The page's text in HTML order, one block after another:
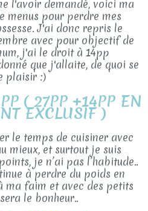
l'avoir demandé, voici ma
menus pour perdre mes
J'ai donc repris le
avec pour objectif de
j'ai le droit à 14pp
que j'allaite, de quoi se
plaisir :)
( 27PP +14PP EN
EXCLUSIF )
le temps de cuisiner avec
mieux, et surtout je suis
je n’ai pas l’habitude..
à perdre du poids en
ma faim et avec des petits
le bonheur..